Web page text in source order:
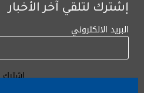
إشترك لتلقي آخر الأخبار
البريد الالكتروني